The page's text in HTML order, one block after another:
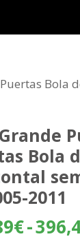
Bola
Bola
2011
€-